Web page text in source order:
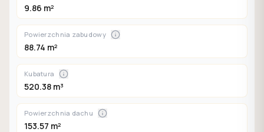
9.86 m²
Powierzchnia zabudowy
88.74 m²
Kubatura
520.38 m³
Powierzchnia dachu
153.57 m²